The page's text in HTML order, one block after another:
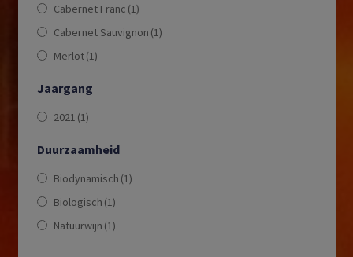
Cabernet Franc (1)
Cabernet Sauvignon (1)
Merlot(1)
Jaargang
2021 (1)
Duurzaamheid
Biodynamisch (1)
Biologisch (1)
Natuurwijn (1)